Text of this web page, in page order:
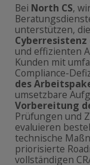
Bei North CS,
unterstützen,
Cyberresistenz
und effizienten
Kunden mit
Compliance-
des
umsetzbare
Vorbereitung
Prüfungen und
evaluieren
technische
priorisierte
vollständigen